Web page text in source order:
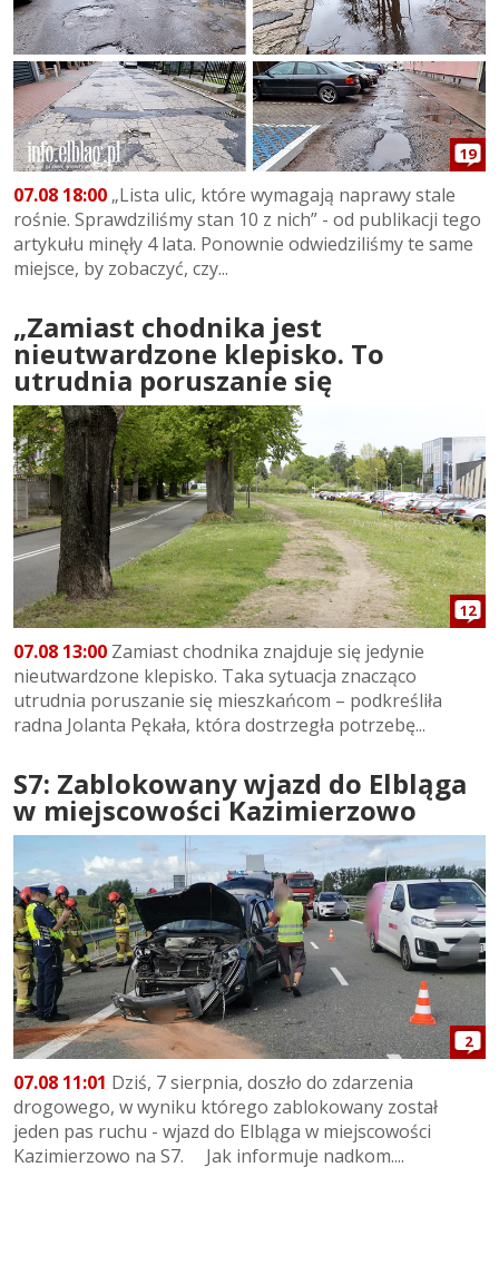
19
07.08 18:00 „Lista ulic, które wymagają naprawy stale
rośnie. Sprawdziliśmy stan 10 z nich” - od publikacji tego
artykułu minęły 4 lata. Ponownie odwiedziliśmy te same
miejsce, by zobaczyć, czy...
„Zamiast chodnika jest
nieutwardzone klepisko. To
utrudnia poruszanie się
12
07.08 13:00 Zamiast chodnika znajduje się jedynie
nieutwardzone klepisko. Taka sytuacja znacząco
utrudnia poruszanie się mieszkańcom – podkreśliła
radna Jolanta Pękała, która dostrzegła potrzebę...
S7: Zablokowany wjazd do Elbląga
w miejscowości Kazimierzowo
2
07.08 11:01 Dziś, 7 sierpnia, doszło do zdarzenia
drogowego, w wyniku którego zablokowany został
jeden pas ruchu - wjazd do Elbląga w miejscowości
Kazimierzowo na S7. Jak informuje nadkom....